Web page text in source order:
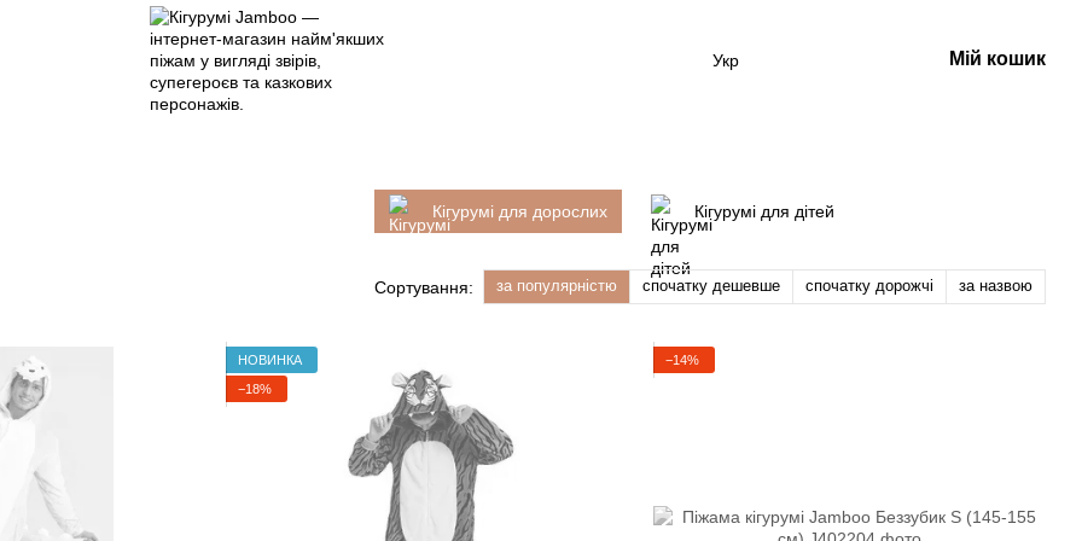
Укр Мій кошик
Кігурумі для дорослих Кігурумі для дітей
Сортування: за популярністю спочатку дешевше спочатку дорожчі за назвою
НОВИНКА
−18%
−14%